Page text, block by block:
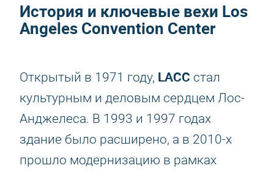
История и ключевые вехи Los
Angeles Convention Center
Открытый в 1971 году, LACC стал
культурным и деловым сердцем Лос-
Анджелеса. В 1993 и 1997 годах
здание было расширено, а в 2010-х
прошло модернизацию в рамках